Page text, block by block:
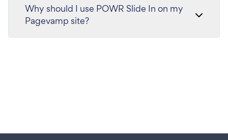
Why should I use POWR Slide In on my
Pagevamp site?